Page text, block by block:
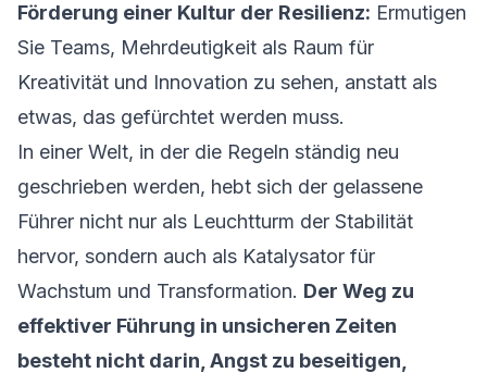
Förderung einer Kultur der Resilienz: Ermutigen
Sie Teams, Mehrdeutigkeit als Raum für
Kreativität und Innovation zu sehen, anstatt als
etwas, das gefürchtet werden muss.
In einer Welt, in der die Regeln ständig neu
geschrieben werden, hebt sich der gelassene
Führer nicht nur als Leuchtturm der Stabilität
hervor, sondern auch als Katalysator für
Wachstum und Transformation. Der Weg zu
effektiver Führung in unsicheren Zeiten
besteht nicht darin, Angst zu beseitigen,